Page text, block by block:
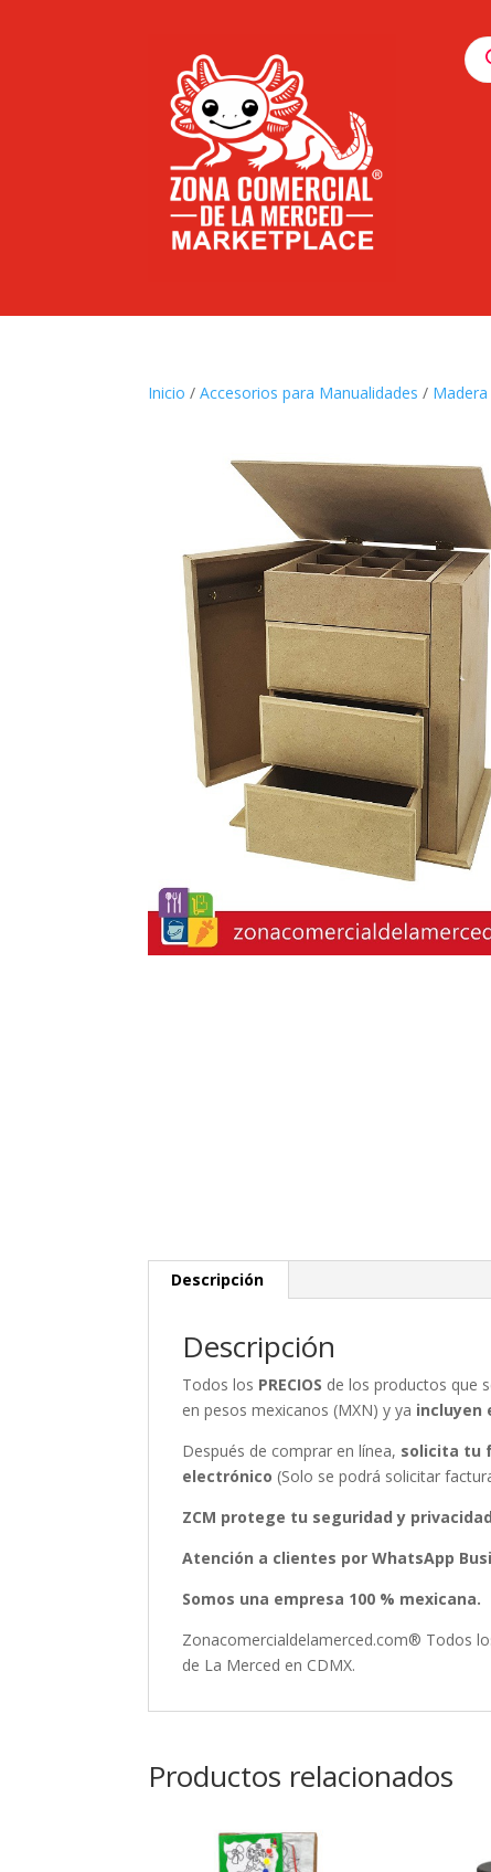
Inicio /Accesorios para Manualidades / Madera
Descripción
Descripción
Todos los PRECIOS de los productos que
en pesos mexicanos (MXN) y ya incluyen
Después de comprar en línea, solicita tu
electrónico (Solo se podrá solicitar
ZCM protege tu seguridad y
Atención a clientes por WhatsApp
Somos una empresa 100 % mexicana.
Zonacomercialdelamerced.com® Todos
de La Merced en CDMX.
Productos relacionados